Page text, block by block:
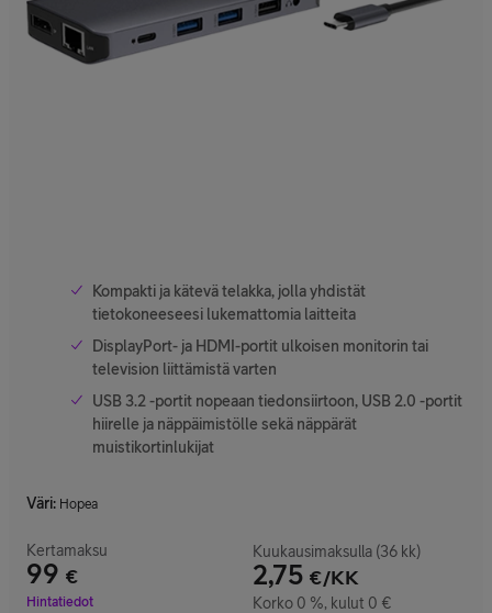
Kompakti ja kätevä telakka, jolla yhdistät
tietokoneeseesi lukemattomia laitteita
DisplayPort- ja HDMI-portit ulkoisen monitorin tai
television liittämistä varten
USB 3.2 -portit nopeaan tiedonsiirtoon, USB 2.0 -portit
hiirelle ja näppäimistölle sekä näppärät
muistikortinlukijat
Väri: Hopea
Kertamaksu
99 €
Hinta 99 €
Hintatiedot
Kuukausimaksulla (36 kk)
2,75 €/KK
Korko 0 %, kulut 0 €